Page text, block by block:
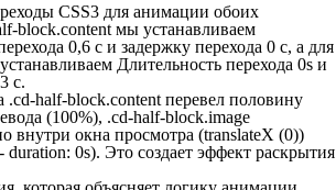
CSS3 для анимации обоих
block.content мы устанавливаем
0,6 с и задержку перехода 0 с, а для
Длительность перехода 0s и
с.
.cd-half-block.content перевел половину
(100%), .cd-half-block.image
внутри окна просмотра (translateX (0))
duration: 0s). Это создает эффект раскрытия